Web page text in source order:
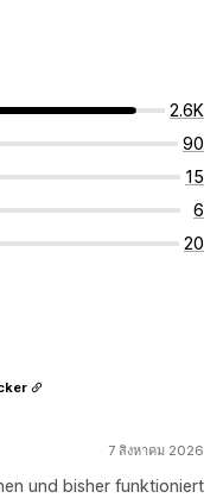
2.6K
90
15
6
20
7 สิงหาคม 2026
und bisher funktioniert